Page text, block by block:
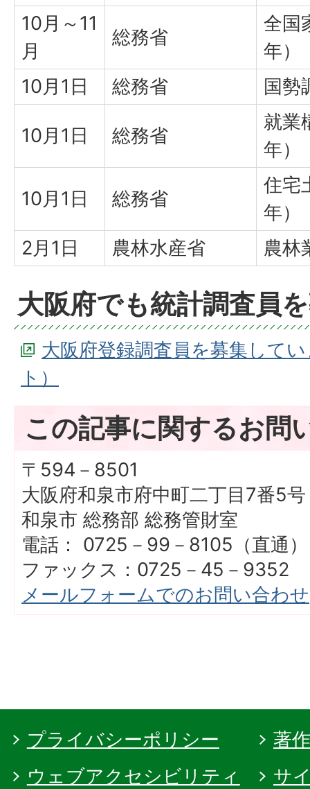
10月～11
月
総務省
全国
年）
10月1日
総務省 国勢
10月1日 総務省
就業
年）
10月1日 総務省
住宅
年）
2月1日
農林水産省 農林
大阪府でも統計調査員
大阪府登録調査員を募集して
ト）
この記事に関するお問
〒594－8501
大阪府和泉市府中町二丁目7番5号
和泉市 総務部 総務管財室
電話： 0725－99－8105（直通）
ファックス：0725－45－9352
メールフォームでのお問い合わせ
プライバシーポリシー
著
ウェブアクセシビリティ
サ